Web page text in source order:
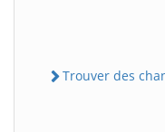
Trouver des